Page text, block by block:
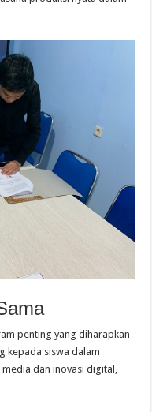
penting yang diharapkan
kepada siswa dalam
dan inovasi digital,